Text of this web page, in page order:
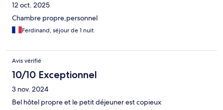
12 oct. 2025
Chambre propre,personnel
Ferdinand, séjour de 1 nuit
Avis vérifié
10/10 Exceptionnel
3 nov. 2024
Bel hôtel propre et le petit déjeuner est copieux